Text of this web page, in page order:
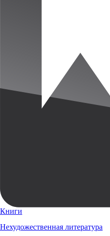
Книги
Нехудожественная литература